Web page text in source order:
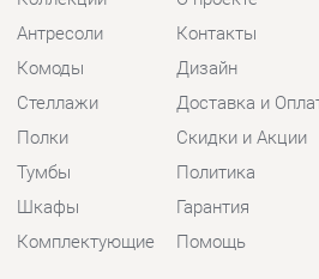
Комоды
Стеллажи
Полки
Тумбы
Шкафы
Комплектующие
Дизайн
Доставка и Оплата
Скидки и Акции
Политика
Гарантия
Помощь
КОНТАКТЫ